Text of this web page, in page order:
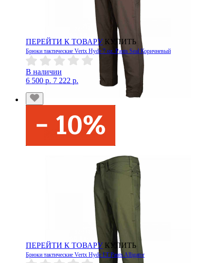
ПЕРЕЙТИ К ТОВАРУ КУПИТЬ
Брюки тактические Vertx Hyde 7 oz. Pants Seal Коричневый
В наличии
6 500 р. 7 222 р.
ПЕРЕЙТИ К ТОВАРУ КУПИТЬ
Брюки тактические Vertx Hyde LT Pants Alligator